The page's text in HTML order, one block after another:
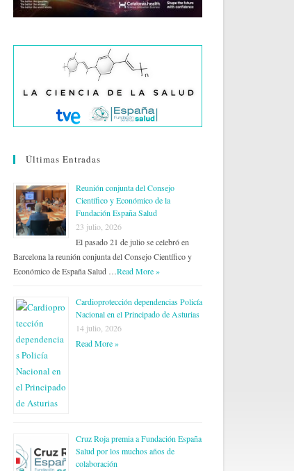
Últimas Entradas
Reunión conjunta del Consejo
Científico y Económico de la
Fundación España Salud
23 julio, 2026
El pasado 21 de julio se celebró en
Barcelona la reunión conjunta del Consejo Científico y
Económico de España Salud …Read More »
Cardioprotección dependencias Policía
Nacional en el Principado de Asturias
14 julio, 2026
Read More »
Cruz Roja premia a Fundación España
Salud por los muchos años de
colaboración